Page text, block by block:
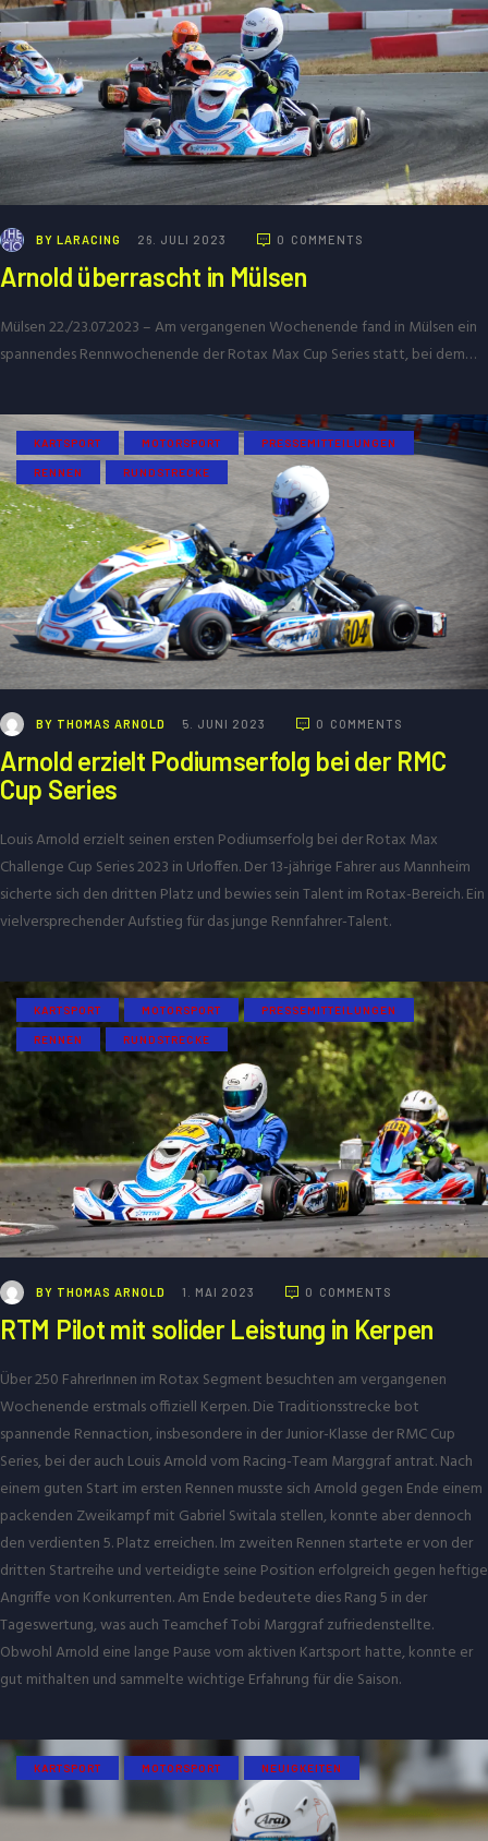
BY LARACING 26. JULI 2023 0 COMMENTS
Arnold überrascht in Mülsen
Mülsen 22./23.07.2023 – Am vergangenen Wochenende fand in Mülsen ein
spannendes Rennwochenende der Rotax Max Cup Series statt, bei dem…
KARTSPORT MOTORSPORT PRESSEMITTEILUNGEN
RENNEN RUNDSTRECKE
BY THOMAS ARNOLD 5. JUNI 2023 0 COMMENTS
Arnold erzielt Podiumserfolg bei der RMC
Cup Series
Louis Arnold erzielt seinen ersten Podiumserfolg bei der Rotax Max
Challenge Cup Series 2023 in Urloffen. Der 13-jährige Fahrer aus Mannheim
sicherte sich den dritten Platz und bewies sein Talent im Rotax-Bereich. Ein
vielversprechender Aufstieg für das junge Rennfahrer-Talent.
KARTSPORT MOTORSPORT PRESSEMITTEILUNGEN
RENNEN RUNDSTRECKE
BY THOMAS ARNOLD 1. MAI 2023 0 COMMENTS
RTM Pilot mit solider Leistung in Kerpen
Über 250 FahrerInnen im Rotax Segment besuchten am vergangenen
Wochenende erstmals offiziell Kerpen. Die Traditionsstrecke bot
spannende Rennaction, insbesondere in der Junior-Klasse der RMC Cup
Series, bei der auch Louis Arnold vom Racing-Team Marggraf antrat. Nach
einem guten Start im ersten Rennen musste sich Arnold gegen Ende einem
packenden Zweikampf mit Gabriel Switala stellen, konnte aber dennoch
den verdienten 5. Platz erreichen. Im zweiten Rennen startete er von der
dritten Startreihe und verteidigte seine Position erfolgreich gegen heftige
Angriffe von Konkurrenten. Am Ende bedeutete dies Rang 5 in der
Tageswertung, was auch Teamchef Tobi Marggraf zufriedenstellte.
Obwohl Arnold eine lange Pause vom aktiven Kartsport hatte, konnte er
gut mithalten und sammelte wichtige Erfahrung für die Saison.
KARTSPORT MOTORSPORT NEUIGKEITEN